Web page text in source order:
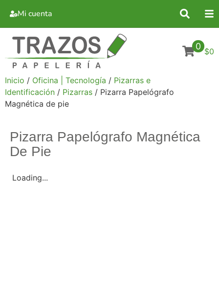
Mi cuenta
0 $0
Inicio / Oficina | Tecnología / Pizarras e
Identificación / Pizarras / Pizarra Papelógrafo
Magnética de pie
Pizarra Papelógrafo Magnética
De Pie
Loading...